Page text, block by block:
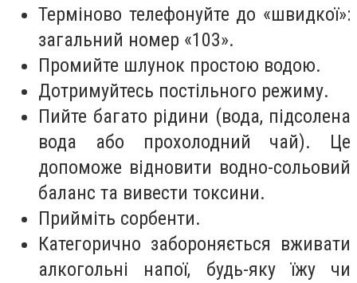
Терміново телефонуйте до «швидкої»:
загальний номер «103».
Промийте шлунок простою водою.
Дотримуйтесь постільного режиму.
Пийте багато рідини (вода, підсолена
вода або прохолодний чай). Це
допоможе відновити водно-сольовий
баланс та вивести токсини.
Прийміть сорбенти.
Категорично забороняється вживати
алкогольні напої, будь-яку їжу чи